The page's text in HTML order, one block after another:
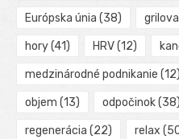
Európska únia (38)
hory(41) HRV(12)
medzinárodné podnikanie (12)
objem (13) odpočinok(38)
regenerácia (22) relax